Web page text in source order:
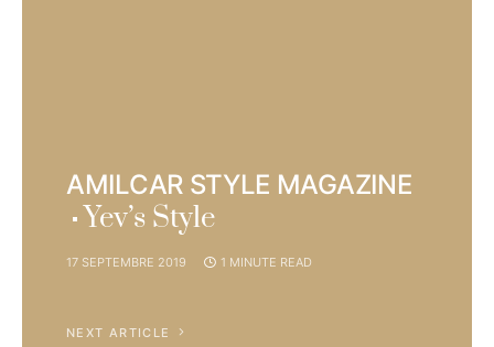
AMILCAR STYLE MAGAZINE
Yev’s Style
17 SEPTEMBRE 2019 1 MINUTE READ
NEXT ARTICLE